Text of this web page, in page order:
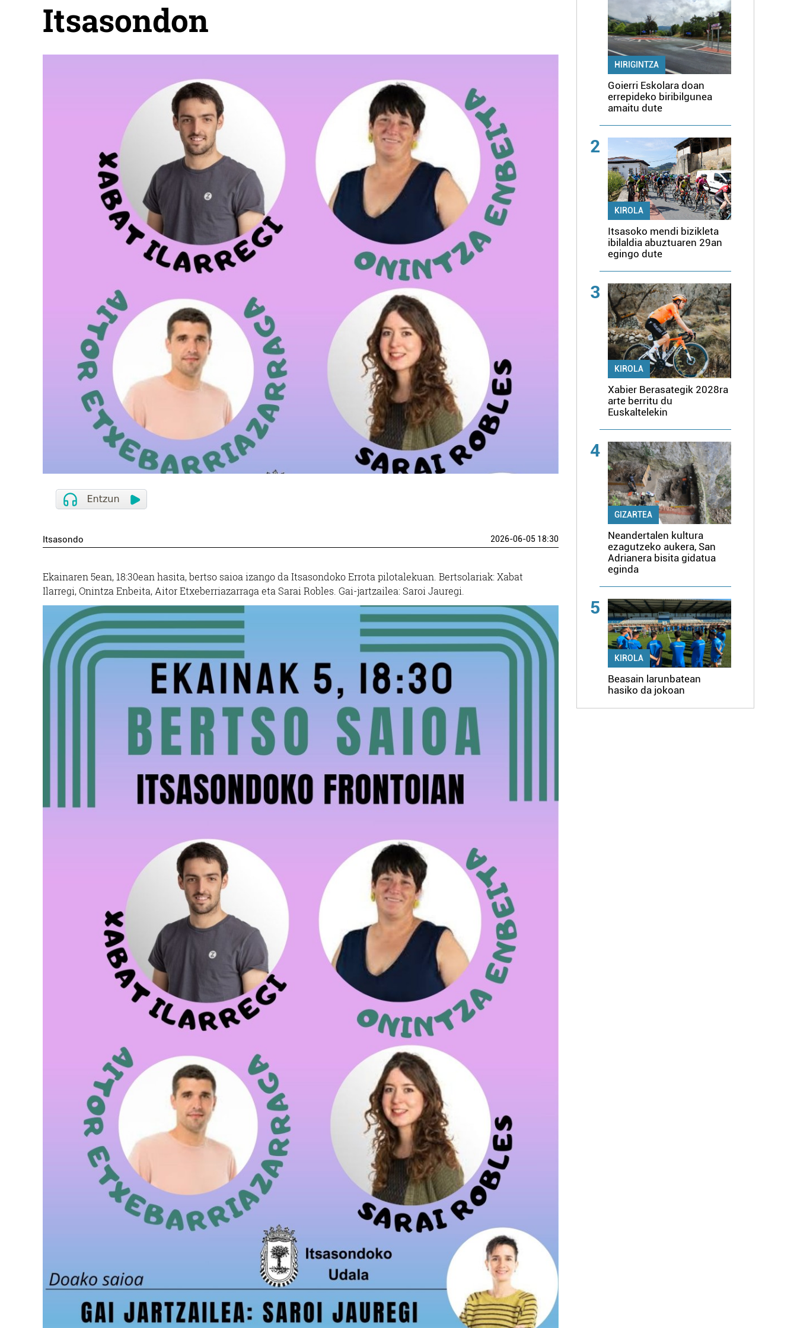
Itsasondon
Itsasondo 2026-06-05 18:30
Ekainaren 5ean, 18:30ean hasita, bertso saioa izango da Itsasondoko Errota pilotalekuan. Bertsolariak: Xabat
Ilarregi, Onintza Enbeita, Aitor Etxeberriazarraga eta Sarai Robles. Gai-jartzailea: Saroi Jauregi.
HIRIGINTZA
Goierri Eskolara doan
errepideko biribilgunea
amaitu dute
2
KIROLA
Itsasoko mendi bizikleta
ibilaldia abuztuaren 29an
egingo dute
3
KIROLA
Xabier Berasategik 2028ra
arte berritu du
Euskaltelekin
4
GIZARTEA
Neandertalen kultura
ezagutzeko aukera, San
Adrianera bisita gidatua
eginda
5
KIROLA
Beasain larunbatean
hasiko da jokoan